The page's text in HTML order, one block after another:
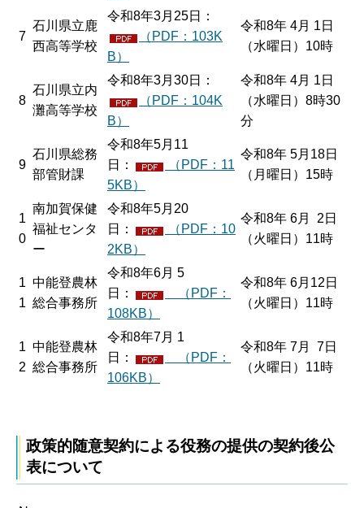
7
石川県立鹿
西高等学校
令和8年3月25日：
（PDF：103K
B）
令和8年 4月 1日
（水曜日）10時
8
石川県立内
灘高等学校
令和8年3月30日：
（PDF：104K
B）
令和8年 4月 1日
（水曜日）8時30
分
9
石川県総務
部管財課
令和8年5月11
日：
（PDF：11
5KB）
令和8年 5月18日
（月曜日）15時
1
0
南加賀保健
福祉センタ
ー
令和8年5月20
日：
（PDF：10
2KB）
令和8年 6月 2日
（火曜日）11時
1
1
中能登農林
総合事務所
令和8年6月 5
日：
（PDF：
108KB）
令和8年 6月12日
（火曜日）11時
1
2
中能登農林
総合事務所
令和8年7月 1
日：
（PDF：
106KB）
令和8年 7月 7日
（火曜日）11時
政策的随意契約による役務の提供の契約後公
表について